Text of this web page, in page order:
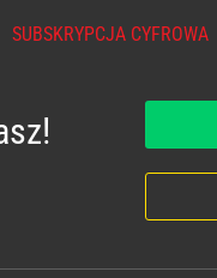
SUBSKRYPCJA CYFROWA